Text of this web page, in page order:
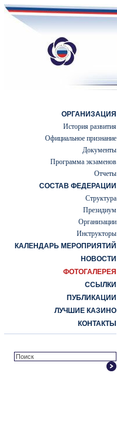
ОРГАНИЗАЦИЯ
История развития
Официальное признание
Документы
Программа экзаменов
Отчеты
СОСТАВ ФЕДЕРАЦИИ
Структура
Президиум
Организации
Инструкторы
КАЛЕНДАРЬ МЕРОПРИЯТИЙ
НОВОСТИ
ФОТОГАЛЕРЕЯ
ССЫЛКИ
ПУБЛИКАЦИИ
ЛУЧШИЕ КАЗИНО
КОНТАКТЫ